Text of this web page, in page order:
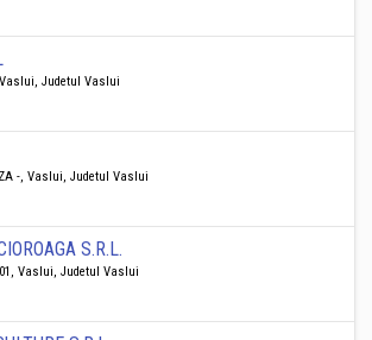
Vaslui, Judetul Vaslui
-, Vaslui, Judetul Vaslui
S.R.L.
Vaslui, Judetul Vaslui